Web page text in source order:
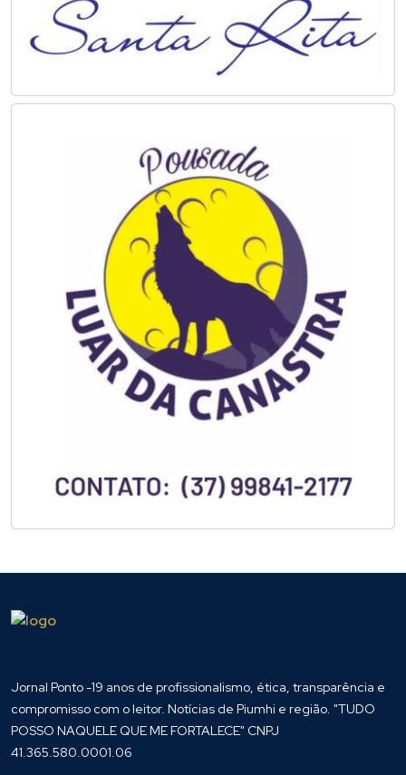
Jornal Ponto -19 anos de profissionalismo, ética, transparência e
compromisso com o leitor. Notícias de Piumhi e região. "TUDO
POSSO NAQUELE QUE ME FORTALECE" CNPJ
41.365.580.0001.06